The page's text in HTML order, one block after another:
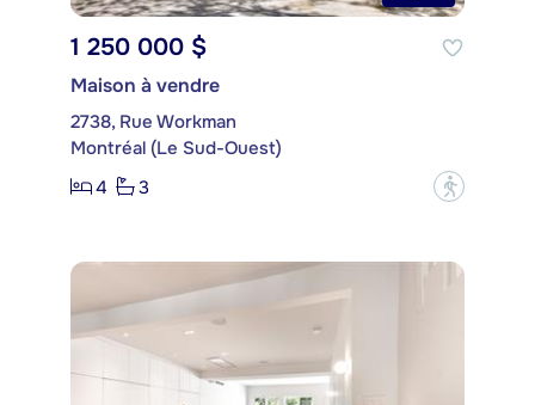
1 250 000 $
Maison à vendre
2738, Rue Workman
Montréal (Le Sud-Ouest)
4
3 ?